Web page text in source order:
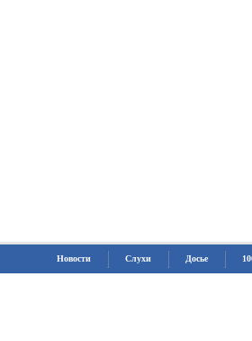
Новости Слухи Досье